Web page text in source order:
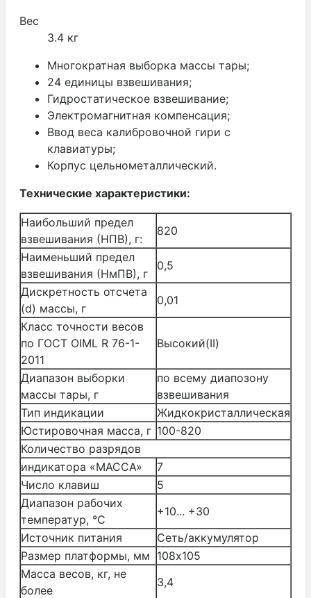
Вес
3.4 кг
Многократная выборка массы тары;
24 единицы взвешивания;
Гидростатическое взвешивание;
Электромагнитная компенсация;
Ввод веса калибровочной гири с
клавиатуры;
Корпус цельнометаллический.
Технические характеристики:
Наибольший предел
взвешивания (НПВ), г:
820
Наименьший предел
взвешивания (НмПВ), г
0,5
Дискретность отсчета
(d) массы, г
0,01
Класс точности весов
по ГОСТ OIML R 76-1-
2011
Высокий(II)
Диапазон выборки
массы тары, г
по всему диапозону
взвешивания
Тип индикации
Жидкокристаллическая
Юстировочная масса, г 100-820
Количество разрядов
индикатора «МАССА»
7
Число клавиш
5
Диапазон рабочих
температур, °С
+10... +30
Источник питания
Cеть/аккумулятор
Размер платформы, мм 108х105
Масса весов, кг, не
более
3,4